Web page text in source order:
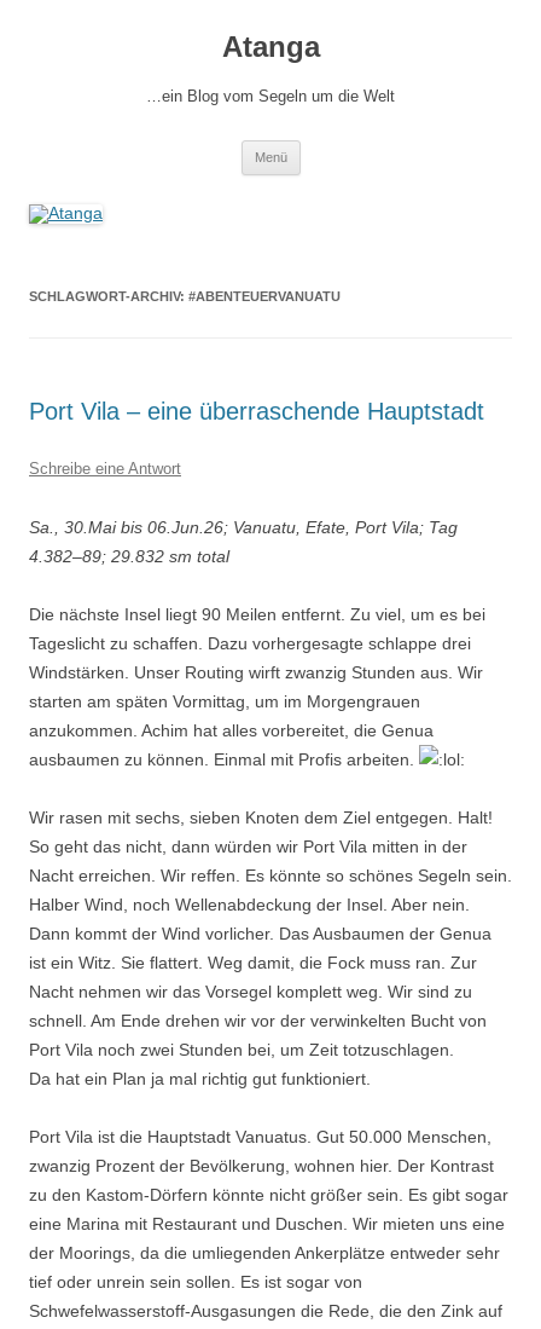
Atanga
…ein Blog vom Segeln um die Welt
Menü
SCHLAGWORT-ARCHIV: #ABENTEUERVANUATU
Port Vila – eine überraschende Hauptstadt
Schreibe eine Antwort
Sa., 30.Mai bis 06.Jun.26; Vanuatu, Efate, Port Vila; Tag
4.382–89; 29.832 sm total
Die nächste Insel liegt 90 Meilen entfernt. Zu viel, um es bei
Tageslicht zu schaffen. Dazu vorhergesagte schlappe drei
Windstärken. Unser Routing wirft zwanzig Stunden aus. Wir
starten am späten Vormittag, um im Morgengrauen
anzukommen. Achim hat alles vorbereitet, die Genua
ausbaumen zu können. Einmal mit Profis arbeiten.
Wir rasen mit sechs, sieben Knoten dem Ziel entgegen. Halt!
So geht das nicht, dann würden wir Port Vila mitten in der
Nacht erreichen. Wir reffen. Es könnte so schönes Segeln sein.
Halber Wind, noch Wellenabdeckung der Insel. Aber nein.
Dann kommt der Wind vorlicher. Das Ausbaumen der Genua
ist ein Witz. Sie flattert. Weg damit, die Fock muss ran. Zur
Nacht nehmen wir das Vorsegel komplett weg. Wir sind zu
schnell. Am Ende drehen wir vor der verwinkelten Bucht von
Port Vila noch zwei Stunden bei, um Zeit totzuschlagen.
Da hat ein Plan ja mal richtig gut funktioniert.
Port Vila ist die Hauptstadt Vanuatus. Gut 50.000 Menschen,
zwanzig Prozent der Bevölkerung, wohnen hier. Der Kontrast
zu den Kastom-Dörfern könnte nicht größer sein. Es gibt sogar
eine Marina mit Restaurant und Duschen. Wir mieten uns eine
der Moorings, da die umliegenden Ankerplätze entweder sehr
tief oder unrein sein sollen. Es ist sogar von
Schwefelwasserstoff-Ausgasungen die Rede, die den Zink auf